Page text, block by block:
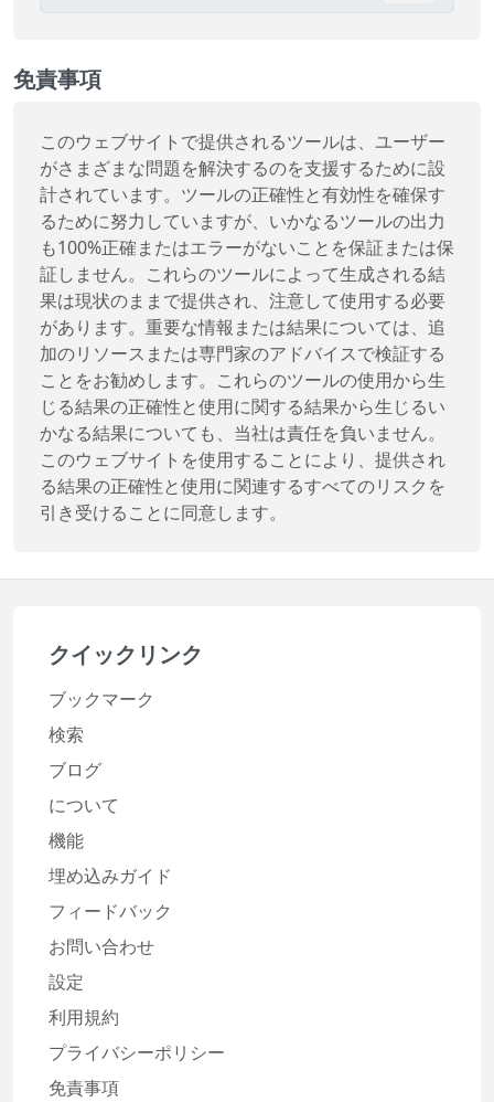
免責事項
このウェブサイトで提供されるツールは、ユーザー
がさまざまな問題を解決するのを支援するために設
計されています。ツールの正確性と有効性を確保す
るために努力していますが、いかなるツールの出力
も100%正確またはエラーがないことを保証または保
証しません。これらのツールによって生成される結
果は現状のままで提供され、注意して使用する必要
があります。重要な情報または結果については、追
加のリソースまたは専門家のアドバイスで検証する
ことをお勧めします。これらのツールの使用から生
じる結果の正確性と使用に関する結果から生じるい
かなる結果についても、当社は責任を負いません。
このウェブサイトを使用することにより、提供され
る結果の正確性と使用に関連するすべてのリスクを
引き受けることに同意します。
クイックリンク
ブックマーク
検索
ブログ
について
機能
埋め込みガイド
フィードバック
お問い合わせ
設定
利用規約
プライバシーポリシー
免責事項